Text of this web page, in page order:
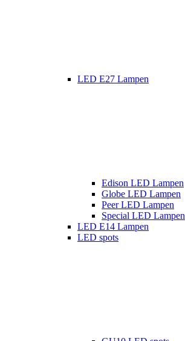
LED E27 Lampen
Edison LED Lampen
Globe LED Lampen
Peer LED Lampen
Special LED Lampen
LED E14 Lampen
LED spots